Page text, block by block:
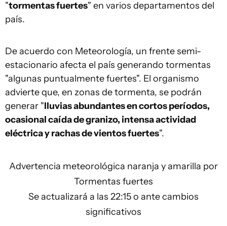
"tormentas fuertes" en varios departamentos del
país.
De acuerdo con Meteorología, un frente semi-
estacionario afecta el país generando tormentas
"algunas puntualmente fuertes". El organismo
advierte que, en zonas de tormenta, se podrán
generar "lluvias abundantes en cortos períodos,
ocasional caída de granizo, intensa actividad
eléctrica y rachas de vientos fuertes".
Advertencia meteorológica naranja y amarilla por
Tormentas fuertes
Se actualizará a las 22:15 o ante cambios
significativos